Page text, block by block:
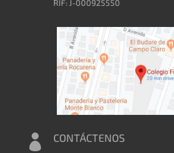
RIF: J-000925550
 CONTÁCTENOS